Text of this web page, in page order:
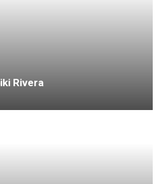
Rivera